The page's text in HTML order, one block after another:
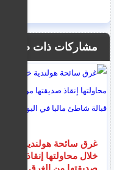
مشاركات ذات صلة
غرق سائحة هولندية
خلال محاولتها إنقاذ
صديقتها من الغرق قبالة